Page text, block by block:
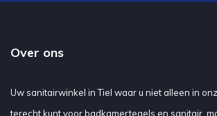
Over ons
Uw sanitairwinkel in Tiel waar u niet alleen in
terecht kunt voor badkamertegels en sanitair,